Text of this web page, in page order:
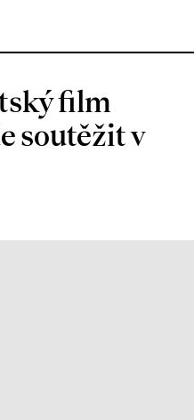
nemáte žádné položky.
film
soutěžit v